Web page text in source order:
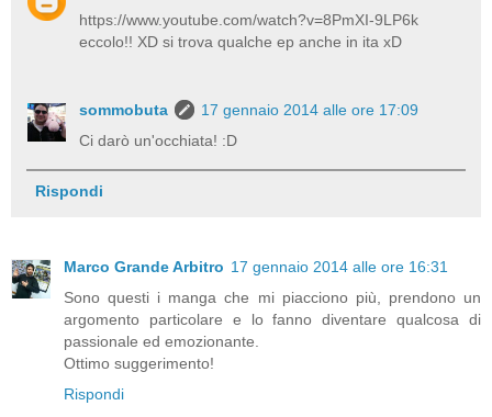
https://www.youtube.com/watch?v=8PmXI-9LP6k
eccolo!! XD si trova qualche ep anche in ita xD
sommobuta
17 gennaio 2014 alle ore 17:09
Ci darò un'occhiata! :D
Rispondi
Marco Grande Arbitro 17 gennaio 2014 alle ore 16:31
Sono questi i manga che mi piacciono più, prendono un
argomento particolare e lo fanno diventare qualcosa di
passionale ed emozionante.
Ottimo suggerimento!
Rispondi